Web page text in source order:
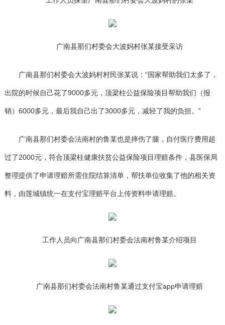
广南县那们村委会大波妈村张某接受采访
广南县那们村委会大波妈村村民张某说：“国家帮助我们太多了，
出院的时候自己花了9000多元，顶梁柱公益保险项目帮助我们（报
销）6000多元，最后我自己出了3000多元，减轻了我的负担。”
广南县那们村委会法南村的鲁某也是摔伤了腿，自付医疗费用超
过了2000元，符合顶梁柱健康扶贫公益保险项目理赔条件，县医保局
整理提供了申请理赔所需住院结算清单，帮扶单位收集了他的相关资
料，由莲城镇统一在支付宝理赔平台上传资料申请理赔。
工作人员向广南县那们村委会法南村鲁某介绍项目
广南县那们村委会法南村鲁某通过支付宝app申请理赔